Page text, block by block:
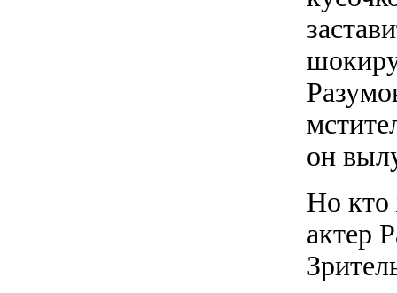
он
Но кто
актер